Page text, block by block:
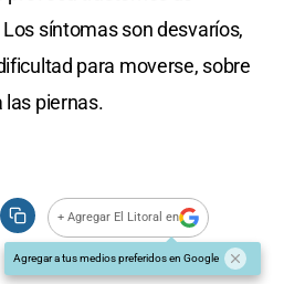
síntomas son desvaríos,
para moverse, sobre
piernas.
+ Agregar El Litoral en
Agregar a tus medios preferidos en Google